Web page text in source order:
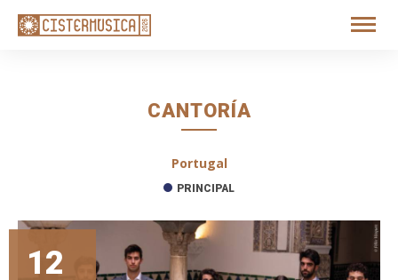
CANTORÍA
Portugal
PRINCIPAL
12